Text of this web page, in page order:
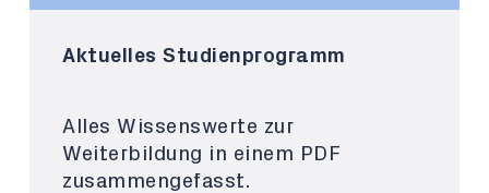
Aktuelles Studienprogramm
Alles Wissenswerte zur
Weiterbildung in einem PDF
zusammengefasst.